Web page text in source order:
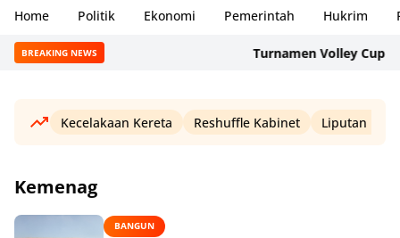
Home Politik Ekonomi Pemerintah Hukrim
BREAKING NEWS Turnamen Volley Cup
Kecelakaan Kereta Reshuffle Kabinet Liputan Haji
Kemenag
BANGUN